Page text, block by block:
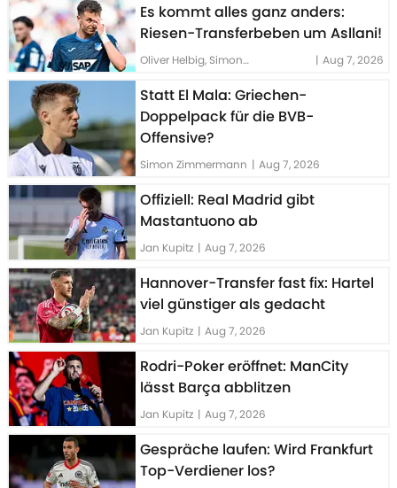
Es kommt alles ganz anders:
Riesen-Transferbeben um Asllani!
Oliver Helbig, Simon
| Aug 7, 2026
Statt El Mala: Griechen-
Doppelpack für die BVB-
Offensive?
Simon Zimmermann | Aug 7, 2026
Offiziell: Real Madrid gibt
Mastantuono ab
Jan Kupitz | Aug 7, 2026
Hannover-Transfer fast fix: Hartel
viel günstiger als gedacht
Jan Kupitz | Aug 7, 2026
Rodri-Poker eröffnet: ManCity
lässt Barça abblitzen
Jan Kupitz | Aug 7, 2026
Gespräche laufen: Wird Frankfurt
Top-Verdiener los?